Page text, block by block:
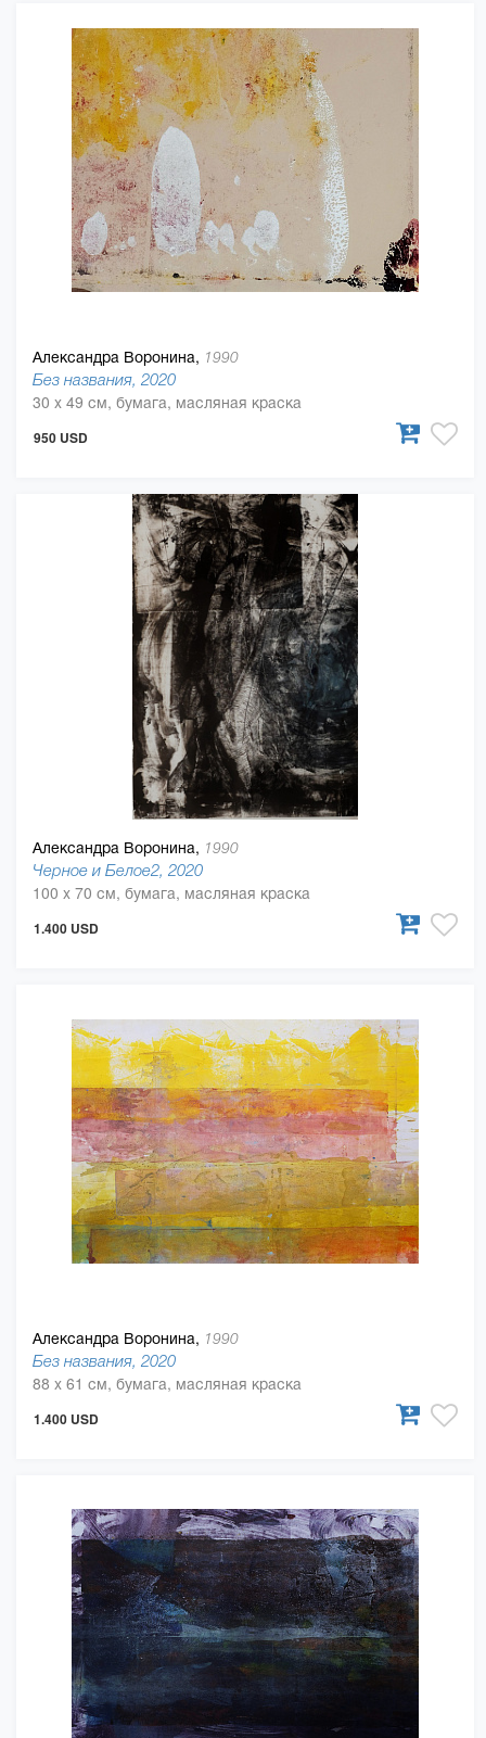
Александра Воронина, 1990
Без названия, 2020
30 x 49 см, бумага, масляная краска
950 USD
Александра Воронина, 1990
Черное и Белое2, 2020
100 x 70 см, бумага, масляная краска
1.400 USD
Александра Воронина, 1990
Без названия, 2020
88 x 61 см, бумага, масляная краска
1.400 USD